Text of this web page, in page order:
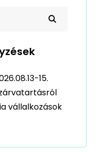
15.
vállalkozások